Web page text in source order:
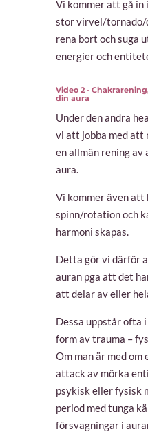
Vi kommer att gå in
stor virvel/tornado/
rena bort och suga
energier och
Video 2 -
din aura
Under den andra
vi att jobba med att
en allmän rening av
aura.
Vi kommer även
spinn/rotation och
harmoni skapas.
Detta gör vi därför
auran pga att det
att delar av eller
Dessa uppstår ofta
form av trauma –
Om man är med om
attack av mörka
psykisk eller fysisk
period med tunga
försvagningar i